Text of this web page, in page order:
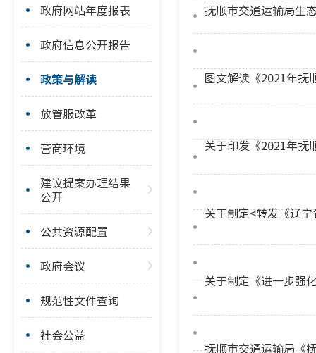
政府网站年度报表
政府信息公开报告
政策与解读
放管服改革
营商环境
建议提案办理结果
公开
公共资源配置
政府会议
规范性文件查询
社会公益
抚顺市交通运输局生
图文解读《2021年抚
关于印发《2021年抚
关于制定《进一步强